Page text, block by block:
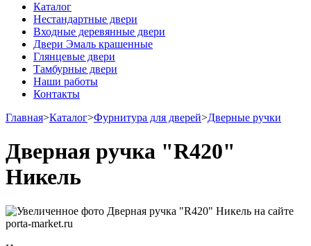
Каталог
Нестандартные двери
Входные деревянные двери
Двери Эмаль крашенные
Глянцевые двери
Тамбурные двери
Наши работы
Контакты
Главная>Каталог>Фурнитура для дверей>Дверные ручки
Дверная ручка "R420"
Никель